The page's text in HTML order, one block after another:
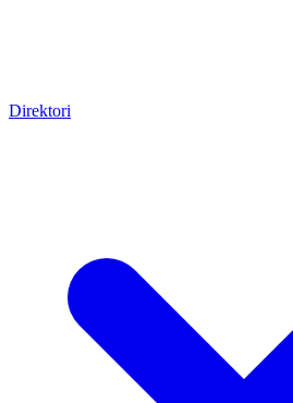
Direktori